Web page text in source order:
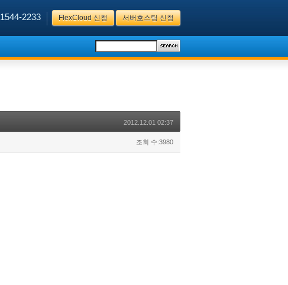
1544-2233 FlexCloud 신청 서버호스팅 신청
2012.12.01 02:37
조회 수:3980